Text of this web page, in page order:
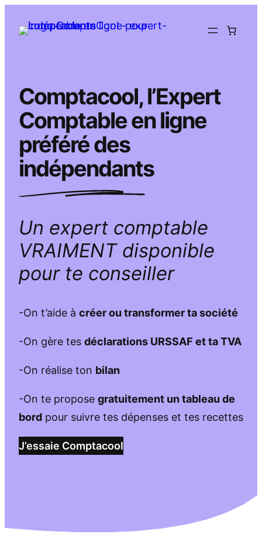
Comptacool, l’Expert
Comptable en ligne
préféré des
indépendants
Un expert comptable
VRAIMENT disponible
pour te conseiller
-On t’aide à créer ou transformer ta société
-On gère tes déclarations URSSAF et ta TVA
-On réalise ton bilan
-On te propose gratuitement un tableau de
bord pour suivre tes dépenses et tes recettes
J’essaie Comptacool